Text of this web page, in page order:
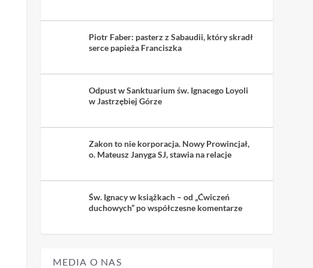
Piotr Faber: pasterz z Sabaudii, który skradł
serce papieża Franciszka
Odpust w Sanktuarium św. Ignacego Loyoli
w Jastrzębiej Górze
Zakon to nie korporacja. Nowy Prowincjał,
o. Mateusz Janyga SJ, stawia na relacje
Św. Ignacy w książkach – od „Ćwiczeń
duchowych” po współczesne komentarze
MEDIA O NAS